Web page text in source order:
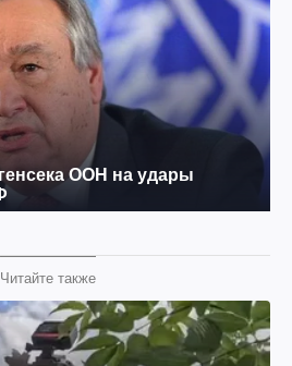
Читайте также